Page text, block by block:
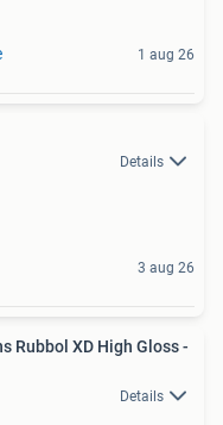
1 aug 26
Details
3 aug 26
Rubbol XD High Gloss -
Details